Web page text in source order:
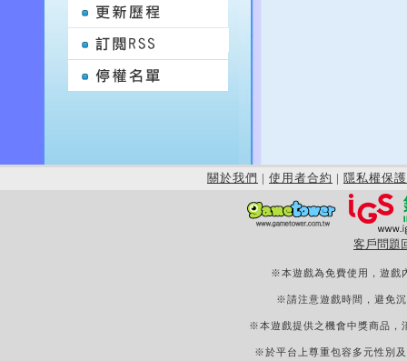
關於我們 | 使用者合約 | 隱私權保護
客戶問題
※本遊戲為免費使用，遊戲
※請注意遊戲時間，避免
※本遊戲提供之機會中獎商品，
※於平台上尊重包容多元性別